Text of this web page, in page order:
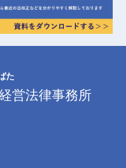
た
営法律事務所